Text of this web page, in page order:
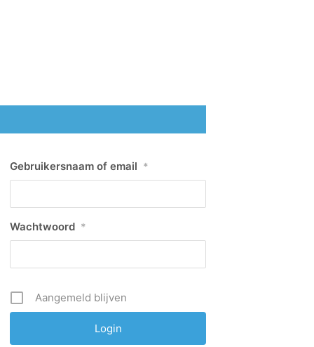
Gebruikersnaam of email *
Wachtwoord *
Aangemeld blijven